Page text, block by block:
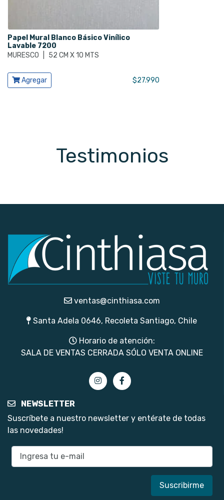
Papel Mural Blanco Básico Vinílico
Lavable 7200
MURESCO
52 CM X 10 MTS
Ver producto
Agregar $27.990
Testimonios
ventas@cinthiasa.com
Santa Adela 0646, Recoleta Santiago, Chile
Horario de atención:
SALA DE VENTAS CERRADA SÓLO VENTA ONLINE
NEWSLETTER
Suscríbete a nuestro newsletter y entérate de todas
las novedades!
E-mail